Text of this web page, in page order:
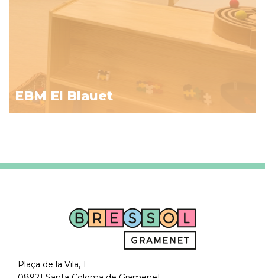
EBM El Blauet
Plaça de la Vila, 1